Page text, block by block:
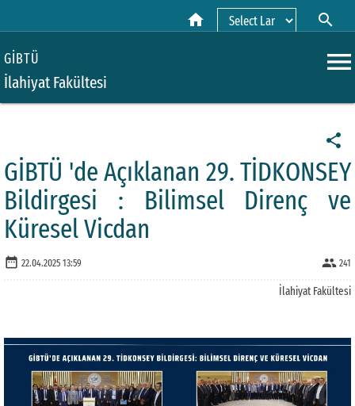
home search
GİBTÜ
İlahiyat Fakültesi
menu
share
GİBTÜ 'de Açıklanan 29. TİDKONSEY
Bildirgesi : Bilimsel Direnç ve
Küresel Vicdan
date_range 22.04.2025 13:59 people 241
İlahiyat Fakültesi